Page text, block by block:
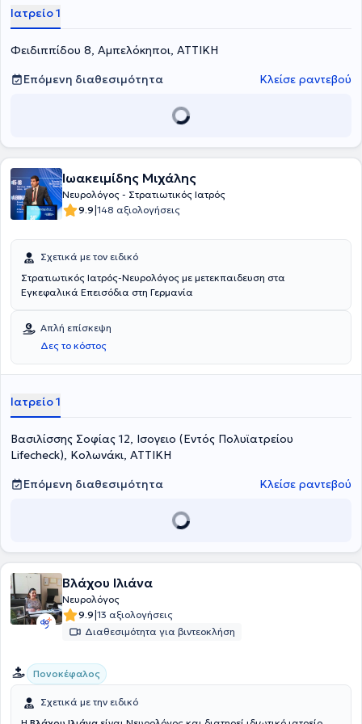
σήμερα ο γιατρός είναι Επιστημονικός Συνεργάτης στη Α'
Νευρολογική Κλινική του Πανεπιστημίου Αθηνών στο Αιγινήτειο
εξατομικευμένες στις ανάγκες εκάστοτε ασθενούς.
Ιατρείο 1
Φειδιππίδου 8, Αμπελόκηποι, ΑΤΤΙΚΗ
Επόμενη διαθεσιμότητα
Κλείσε ραντεβού
Ιωακειμίδης Μιχάλης
Νευρολόγος - Στρατιωτικός Ιατρός
9.9|148 αξιολογήσεις
Σχετικά με τον ειδικό
Στρατιωτικός Ιατρός-Νευρολόγος με μετεκπαιδευση στα
Εγκεφαλικά Επεισόδια στη Γερμανία
Απλή επίσκεψη
Δες το κόστος
Ιατρείο 1
Βασιλίσσης Σοφίας 12, Ισογειο (Εντός Πολυϊατρείου
Lifecheck), Κολωνάκι, ΑΤΤΙΚΗ
Επόμενη διαθεσιμότητα
Κλείσε ραντεβού
Βλάχου Ιλιάνα
Νευρολόγος
9.9|13 αξιολογήσεις
Διαθεσιμότητα για βιντεοκλήση
Πονοκέφαλος
Σχετικά με την ειδικό